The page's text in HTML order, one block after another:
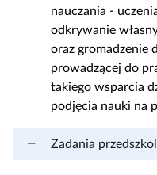
nauczania -
odkrywanie
oraz gromadzenie
prowadzącej do
takiego wsparcia
podjęcia nauki na
Zadania